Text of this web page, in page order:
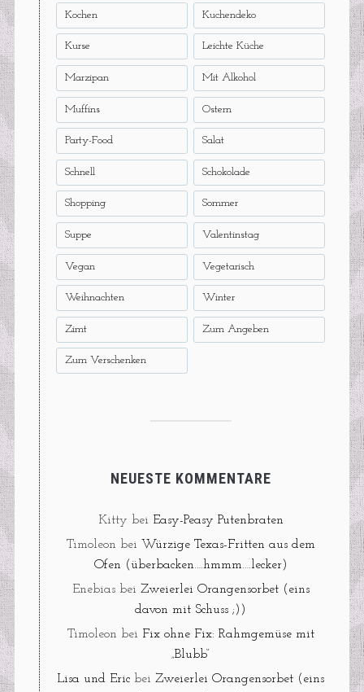
Kochen Kuchendeko
Kurse Leichte Küche
Marzipan Mit Alkohol
Muffins Ostern
Party-Food Salat
Schnell Schokolade
Shopping Sommer
Suppe Valentinstag
Vegan Vegetarisch
Weihnachten Winter
Zimt Zum Angeben
Zum Verschenken
NEUESTE KOMMENTARE
Kitty bei Easy-Peasy Putenbraten
Timoleon bei Würzige Texas-Fritten aus dem
Ofen (überbacken….hmmm….lecker)
Enebiasbei Zweierlei Orangensorbet (eins
davon mit Schuss ;))
Timoleon bei Fix ohne Fix: Rahmgemüse mit
„Blubb“
Lisa und Eric bei Zweierlei Orangensorbet (eins